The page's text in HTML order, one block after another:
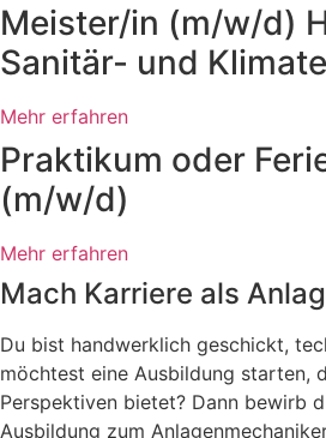
Meister/in (m/w/d)
Sanitär- und
Mehr erfahren
Praktikum oder
(m/w/d)
Mehr erfahren
Mach Karriere als
Du bist handwerklich geschickt,
möchtest eine Ausbildung starten,
Perspektiven bietet? Dann bewirb
Ausbildung zum